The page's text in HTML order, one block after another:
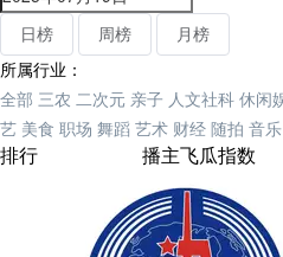
日榜 周榜
月榜
所属行业：
全部 三农 二次元 亲子 人文社科 休闲
艺 美食 职场 舞蹈 艺术 财经 随拍 音乐
排行 播主飞瓜指数